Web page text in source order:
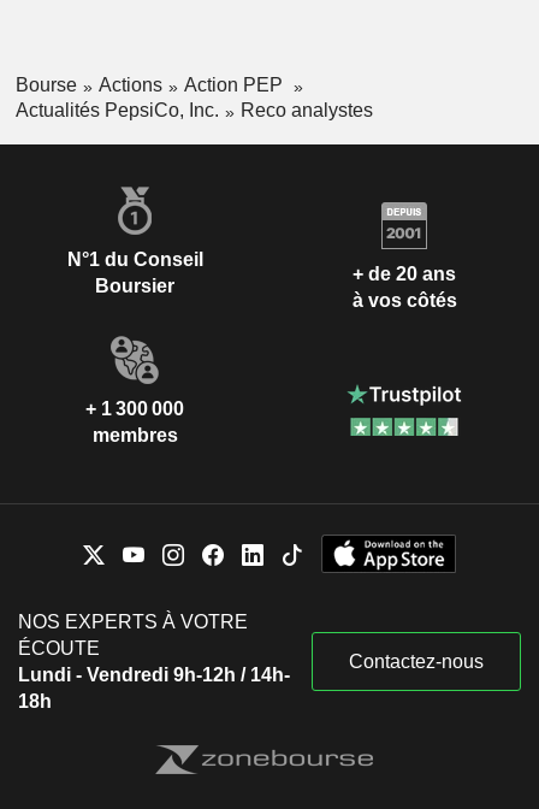
Bourse Actions
Action PEP
Actualités PepsiCo, Inc.
Reco analystes
N°1 du Conseil
Boursier
+ de 20 ans
à vos côtés
+ 1 300 000
membres
NOS EXPERTS À VOTRE
ÉCOUTE
Lundi - Vendredi 9h-12h / 14h-
18h
Contactez-nous